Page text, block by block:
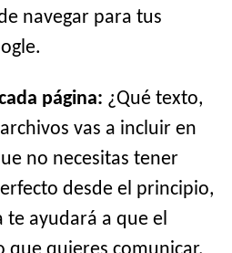
navegar para tus
página: ¿Qué texto,
vas a incluir en
no necesitas tener
desde el principio,
te ayudará a que el